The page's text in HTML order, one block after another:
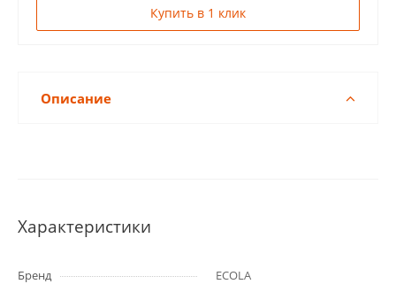
Купить в 1 клик
Описание
Характеристики
Бренд ECOLA